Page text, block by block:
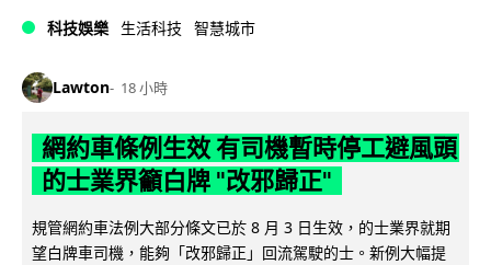
科技娛樂 生活科技 智慧城市
Lawton 18 小時
網約車條例生效 有司機暫時停工避風頭
的士業界籲白牌 "改邪歸正"
規管網約車法例大部分條文已於 8 月 3 日生效，的士業界就期
望白牌車司機，能夠「改邪歸正」回流駕駛的士。新例大幅提